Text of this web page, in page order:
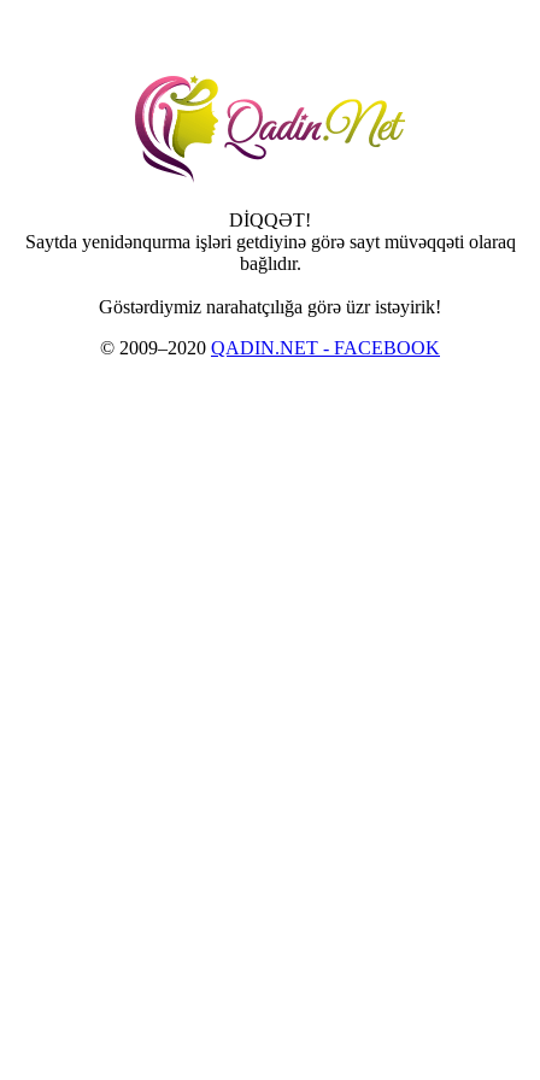
DİQQƏT!
Saytda yenidənqurma işləri getdiyinə görə sayt müvəqqəti olaraq
bağlıdır.
Göstərdiymiz narahatçılığa görə üzr istəyirik!
© 2009–2020 QADIN.NET - FACEBOOK